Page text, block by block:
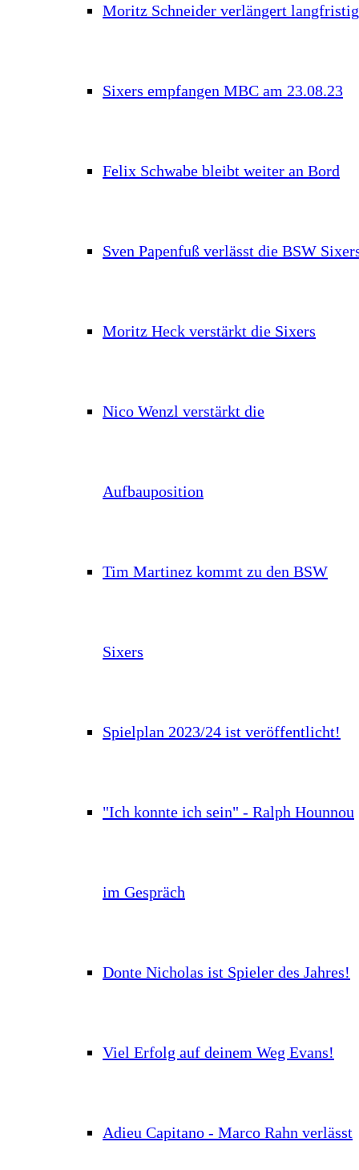
Moritz Schneider verlängert langfristig
Sixers empfangen MBC am 23.08.23
Felix Schwabe bleibt weiter an Bord
Sven Papenfuß verlässt die BSW
Moritz Heck verstärkt die Sixers
Nico Wenzl verstärkt die
Aufbauposition
Tim Martinez kommt zu den BSW
Sixers
Spielplan 2023/24 ist veröffentlicht!
"Ich konnte ich sein" - Ralph Hounnou
im Gespräch
Donte Nicholas ist Spieler des Jahres!
Viel Erfolg auf deinem Weg Evans!
Adieu Capitano - Marco Rahn verlässt